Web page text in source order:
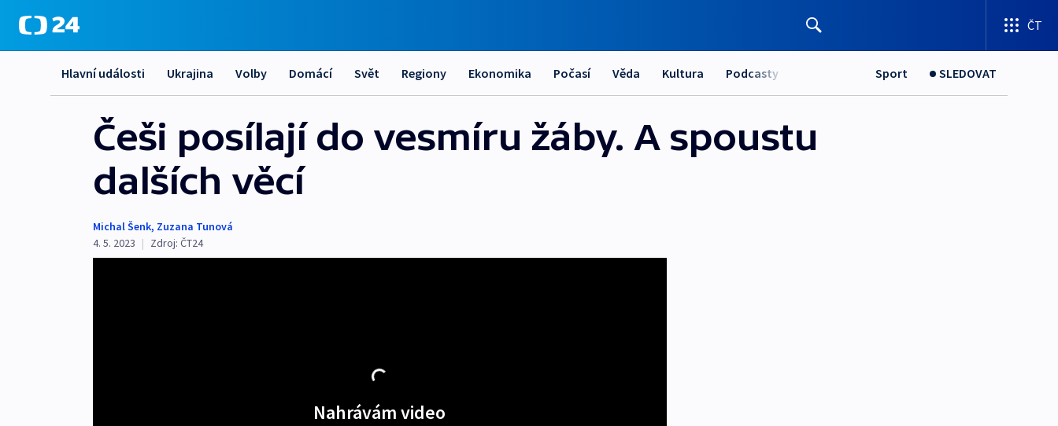
ČT
Hlavní události Ukrajina Volby Domácí Svět Regiony Ekonomika Počasí Věda Kultura Podcasty Sport SLEDOVAT
Češi posílají do vesmíru žáby. A spoustu
dalších věcí
Michal Šenk, Zuzana Tunová
4. 5. 2023 | Zdroj: ČT24
Nahrávám video